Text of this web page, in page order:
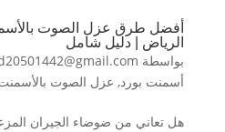
أفضل طرق عزل الصوت
الرياض | دليل شامل
بواسطة
أسمنت بورد, عزل الصوت
هل تعاني من ضوضاء الجيران